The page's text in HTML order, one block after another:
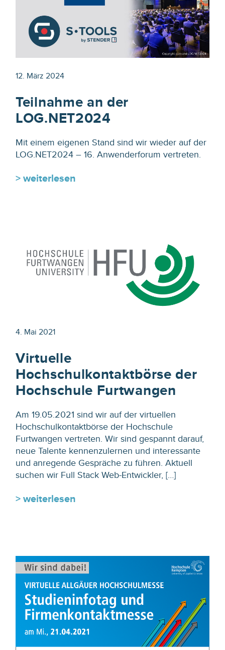
12. März 2024
Teilnahme an der
LOG.NET2024
Mit einem eigenen Stand sind wir wieder auf der
LOG.NET2024 – 16. Anwenderforum vertreten.
> weiterlesen
4. Mai 2021
Virtuelle
Hochschulkontaktbörse der
Hochschule Furtwangen
Am 19.05.2021 sind wir auf der virtuellen
Hochschulkontaktbörse der Hochschule
Furtwangen vertreten. Wir sind gespannt darauf,
neue Talente kennenzulernen und interessante
und anregende Gespräche zu führen. Aktuell
suchen wir Full Stack Web-Entwickler, […]
> weiterlesen